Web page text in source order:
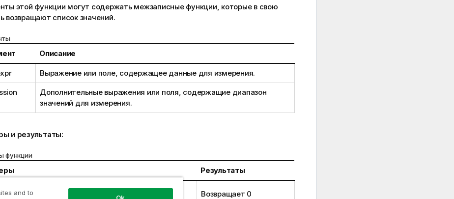
этой функции могут содержать межзаписные функции, которые в свою
возвращают список значений.
Описание
Выражение или поле, содержащее данные для измерения.
Дополнительные выражения или поля, содержащие диапазон
значений для измерения.
и результаты:
функции
Результаты
(1,2,4) Возвращает 0
and to